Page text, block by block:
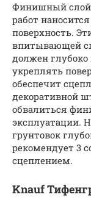
Финишный слой
работ
поверхность.
впитывающей
должен глубоко
укреплять
обеспечит
декоративной
обвалиться
эксплуатации.
грунтовок
рекомендует 3
сцеплением.
Knauf